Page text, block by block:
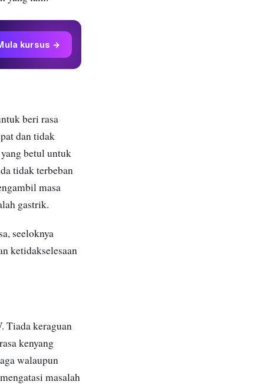
kursus →
beri rasa
dan tidak
betul untuk
tidak terbeban
masa
gastrik.
seeloknya
ketidakselesaan
Tiada keraguan
kenyang
walaupun
masalah